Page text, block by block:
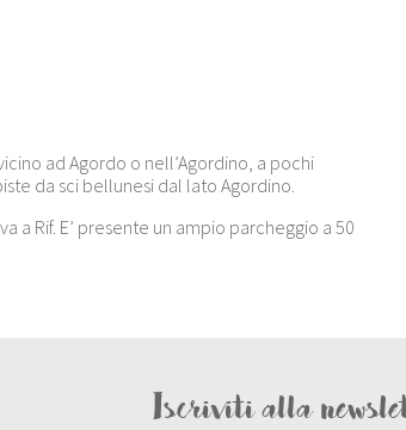
ad Agordo o nell’Agordino, a pochi
da sci bellunesi dal lato Agordino.
a Rif. E’ presente un ampio parcheggio a 50
Iscriviti alla